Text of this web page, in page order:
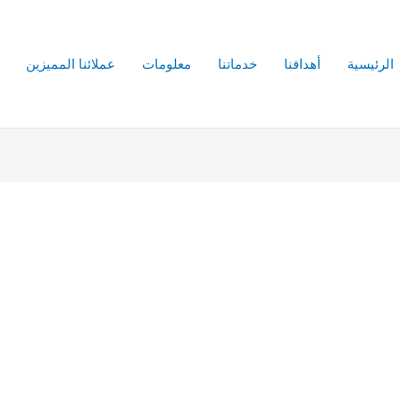
الرئيسية أهدافنا خدماتنا معلومات عملائنا المميزين